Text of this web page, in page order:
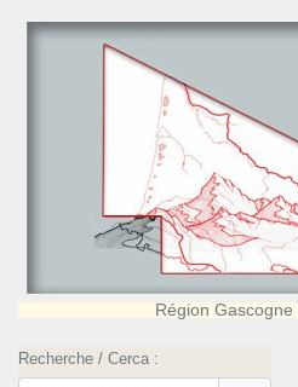
Région Gascogne
Recherche / Cerca :